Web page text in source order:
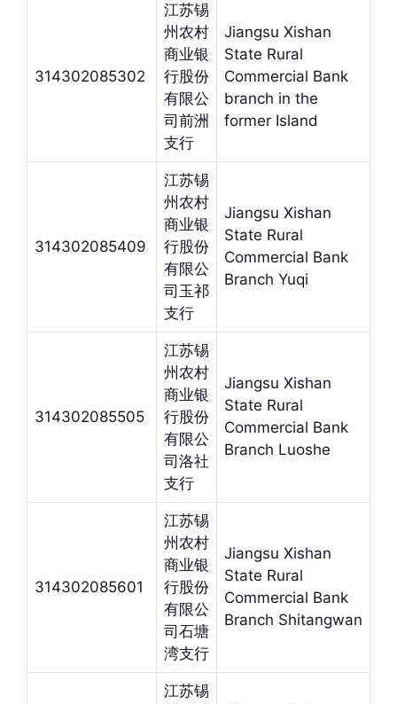
314302085302
江苏锡
州农村
商业银
行股份
有限公
司前洲
支行
Jiangsu Xishan
State Rural
Commercial Bank
branch in the
former Island
314302085409
江苏锡
州农村
商业银
行股份
有限公
司玉祁
支行
Jiangsu Xishan
State Rural
Commercial Bank
Branch Yuqi
314302085505
江苏锡
州农村
商业银
行股份
有限公
司洛社
支行
Jiangsu Xishan
State Rural
Commercial Bank
Branch Luoshe
314302085601
江苏锡
州农村
商业银
行股份
有限公
司石塘
湾支行
Jiangsu Xishan
State Rural
Commercial Bank
Branch Shitangwan
江苏锡